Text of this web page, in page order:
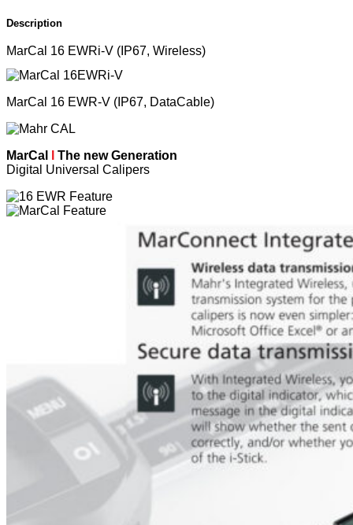
Description
MarCal 16 EWRi-V (IP67, Wireless)
MarCal 16 EWR-V (IP67, DataCable)
MarCal
The new Generation
Digital Universal Calipers